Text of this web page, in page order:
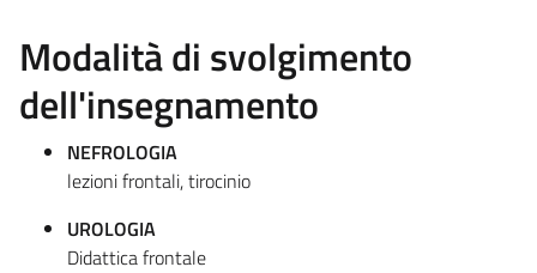
Modalità di svolgimento
dell'insegnamento
NEFROLOGIA
lezioni frontali, tirocinio
UROLOGIA
Didattica frontale